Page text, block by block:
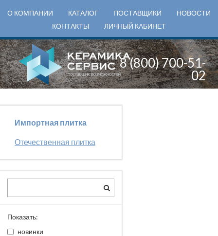
О КОМПАНИИ КАТАЛОГ ПОСТАВЩИКИ
НОВОСТИ
КОНТАКТЫ
ЛИЧНЫЙ КАБИНЕТ
8 (800) 700-51-
02
Импортная плитка
Отечественная плитка
Показать:
новинки